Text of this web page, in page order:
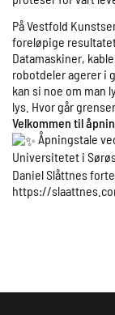
På Vestfold
foreløpige
Datamaskiner,
robotdeler agerer i
kan si noe om man
lys. Hvor går
Velkommen til
Åpningstale
Universitetet i
Daniel Slåttnes
https://